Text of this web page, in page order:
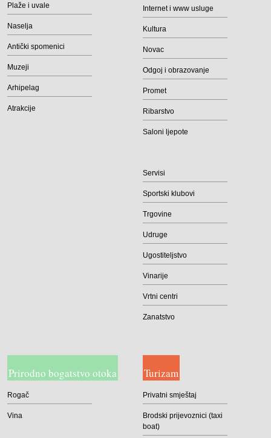
Plaže i uvale
Naselja
Antički spomenici
Muzeji
Arhipelag
Atrakcije
Internet i www usluge
Kultura
Novac
Odgoj i obrazovanje
Promet
Ribarstvo
Saloni ljepote
Servisi
Sportski klubovi
Trgovine
Udruge
Ugostiteljstvo
Vinarije
Vrtni centri
Zanatstvo
Prirodno bogatstvo otoka
Rogač
Vina
Turizam
Privatni smještaj
Brodski prijevoznici (taxi
boat)